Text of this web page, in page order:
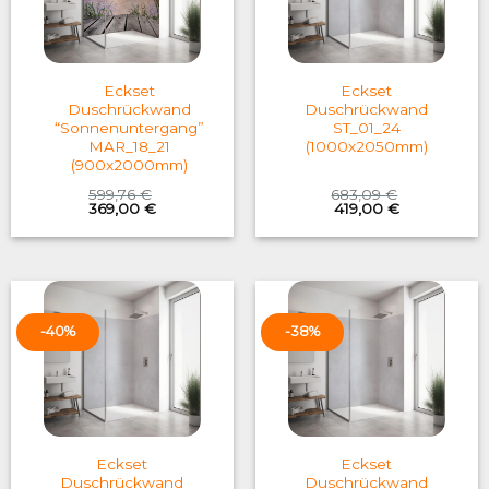
Eckset
Duschrückwand
“Sonnenuntergang”
MAR_18_21
(900x2000mm)
599,76€
Original
price
was:
369,00 €Current
is:
Eckset
Duschrückwand
ST_01_24
(1000x2050mm)
683,09€
Original
price
was:
419,00 €Current
is:
-40%
Eckset
Duschrückwand
-38%
Eckset
Duschrückwand